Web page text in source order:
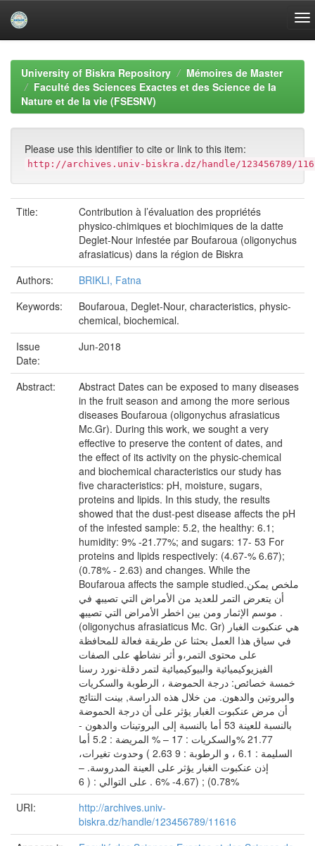
navigationUniversity of Biskra Repository
Mémoires de Master
Faculté des Sciences Exactes et des Science de la
Nature et de la vie (FSESNV)
Please use this identifier to cite or link to this item:
http://archives.univ-biskra.dz/handle/123456789/
Title:
Contribution à l’évaluation des propriétés
physico-chimiques et biochimiques de la datte
Deglet-Nour infestée par Boufaroua (oligonychus
afrasiaticus) dans la région de Biskra
Authors:
BRIKLI, Fatna
Keywords:
Boufaroua, Deglet-Nour, characteristics, physic-
chemical, biochemical.
Issue
Date:
Jun-2018
Abstract:
Abstract Dates can be exposed to many diseases
in the fruit season and among the more serious
diseases Boufaroua (oligonychus afrasiaticus
Mc.Gr). During this work, we sought a very
effective to preserve the content of dates, and
the effect of its activity on the physic-chemical
and biochemical characteristics our study has
five characteristics: pH, moisture, sugars,
proteins and lipids. In this study, the results
showed that the dust-pest disease affects the pH
of the infested sample: 5.2, the healthy: 6.1;
humidity: 9% -21.77%; and sugars: 17- 53 For
proteins and lipids respectively: (4.67-% 6.67);
(0.78% - 2.63) and changes. While the
Boufaroua affects the sample studied.ملخص یمكن
أن یتعرض التمر للعدید من الأمراض التي تصیبھ في
موسم الإثمار ومن بین اخطر الأمراض التي تصیبھ .
(oligonychus afrasiaticus Mc. Gr) ھي عنكبوت الغبار
في سیاق ھذا العمل بحثنا عن طریقة فعالة للمحافظة
على محتوى التمر،و أثر نشاطھ على الصفات
الفیزیوكیمیائیة والبیوكیمیائیة لتمر دقلة-نورد رسنا
خمسة خصائص: درجة الحموضة ، الرطوبة والسكریات
والبروتین والدھون. من خلال ھذه الدراسة, بینت النتائج
أن مرض عنكبوت الغبار یؤثر على أن درجة الحموضة
بالنسبة للعینة 53 أما بالنسبة إلى البروتینات والدھون -
21.77 %والسكریات : 17 – % المریضة : 5.2 أما
السلیمة : 6.1 ، و الرطوبة : 9 2.63 ) وحدوث تغیرات،
إذن عنكبوت الغبار یؤثر على العینة المدروسة. –
%0.78) ; (4.67- %6 . على التوالي : ( 6
URI:
http://archives.univ-
biskra.dz/handle/123456789/11616